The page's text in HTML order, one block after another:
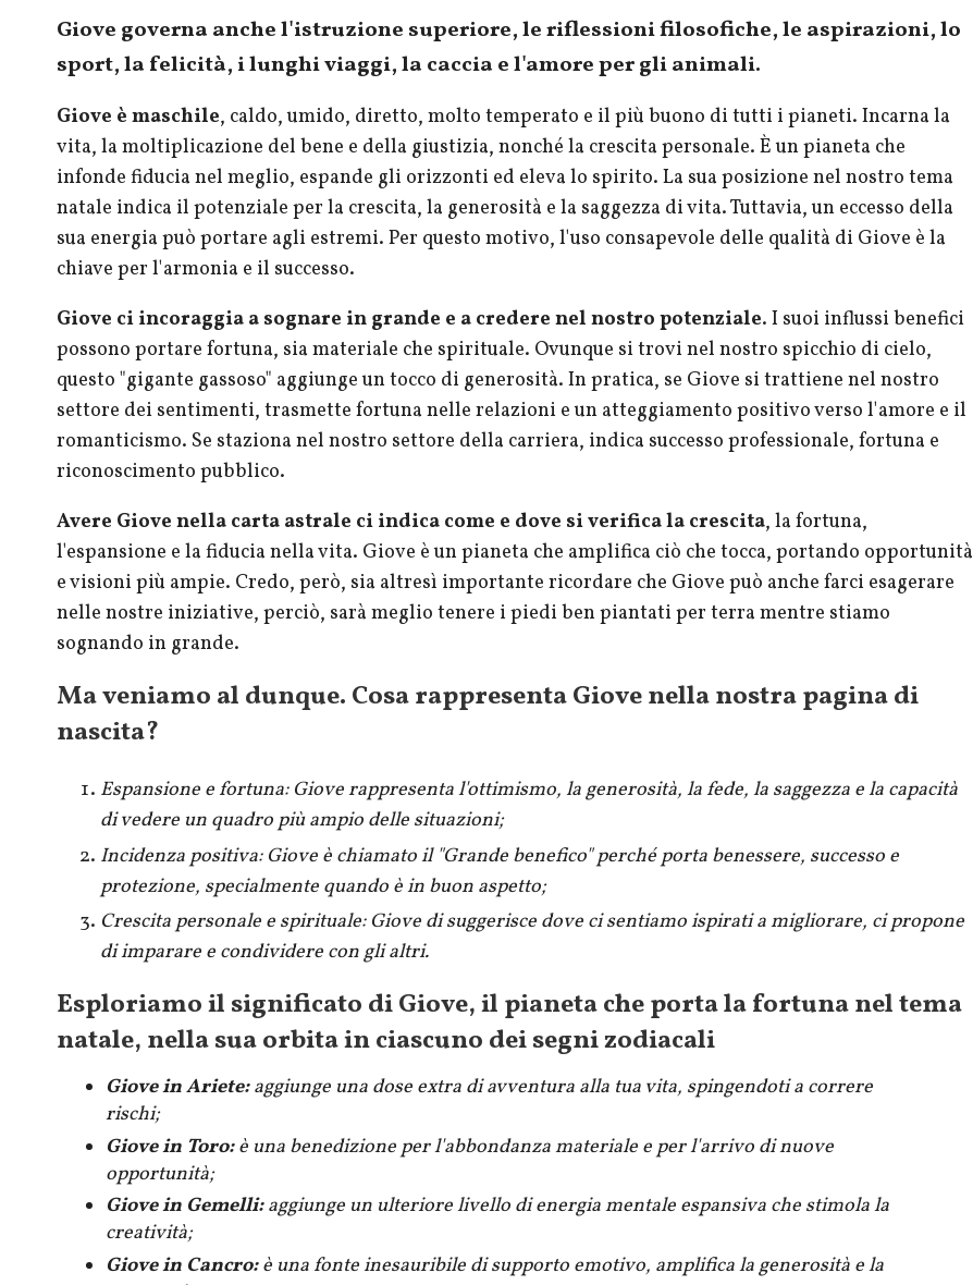
Giove governa anche l'istruzione superiore, le riflessioni filosofiche, le aspirazioni, lo
sport, la felicità, i lunghi viaggi, la caccia e l'amore per gli animali.
Giove è maschile, caldo, umido, diretto, molto temperato e il più buono di tutti i pianeti. Incarna la
vita, la moltiplicazione del bene e della giustizia, nonché la crescita personale. È un pianeta che
infonde fiducia nel meglio, espande gli orizzonti ed eleva lo spirito. La sua posizione nel nostro tema
natale indica il potenziale per la crescita, la generosità e la saggezza di vita. Tuttavia, un eccesso della
sua energia può portare agli estremi. Per questo motivo, l'uso consapevole delle qualità di Giove è la
chiave per l'armonia e il successo.
Giove ci incoraggia a sognare in grande e a credere nel nostro potenziale. I suoi influssi benefici
possono portare fortuna, sia materiale che spirituale. Ovunque si trovi nel nostro spicchio di cielo,
questo "gigante gassoso" aggiunge un tocco di generosità. In pratica, se Giove si trattiene nel nostro
settore dei sentimenti, trasmette fortuna nelle relazioni e un atteggiamento positivo verso l'amore e il
romanticismo. Se staziona nel nostro settore della carriera, indica successo professionale, fortuna e
riconoscimento pubblico.
Avere Giove nella carta astrale ci indica come e dove si verifica la crescita, la fortuna,
l'espansione e la fiducia nella vita. Giove è un pianeta che amplifica ciò che tocca, portando opportunità
e visioni più ampie. Credo, però, sia altresì importante ricordare che Giove può anche farci esagerare
nelle nostre iniziative, perciò, sarà meglio tenere i piedi ben piantati per terra mentre stiamo
sognando in grande.
Ma veniamo al dunque. Cosa rappresenta Giove nella nostra pagina di
nascita?
Espansione e fortuna: Giove rappresenta l'ottimismo, la generosità, la fede, la saggezza e la capacità
di vedere un quadro più ampio delle situazioni;
Incidenza positiva: Giove è chiamato il "Grande benefico" perché porta benessere, successo e
protezione, specialmente quando è in buon aspetto;
Crescita personale e spirituale: Giove di suggerisce dove ci sentiamo ispirati a migliorare, ci propone
di imparare e condividere con gli altri.
Esploriamo il significato di Giove, il pianeta che porta la fortuna nel tema
natale, nella sua orbita in ciascuno dei segni zodiacali
Giove in Ariete:aggiunge una dose extra di avventura alla tua vita, spingendoti a correre
rischi;
Giove in Toro:è una benedizione per l'abbondanza materiale e per l'arrivo di nuove
opportunità;
Giove in Gemelli:aggiunge un ulteriore livello di energia mentale espansiva che stimola la
creatività;
Giove in Cancro:è una fonte inesauribile di supporto emotivo, amplifica la generosità e la